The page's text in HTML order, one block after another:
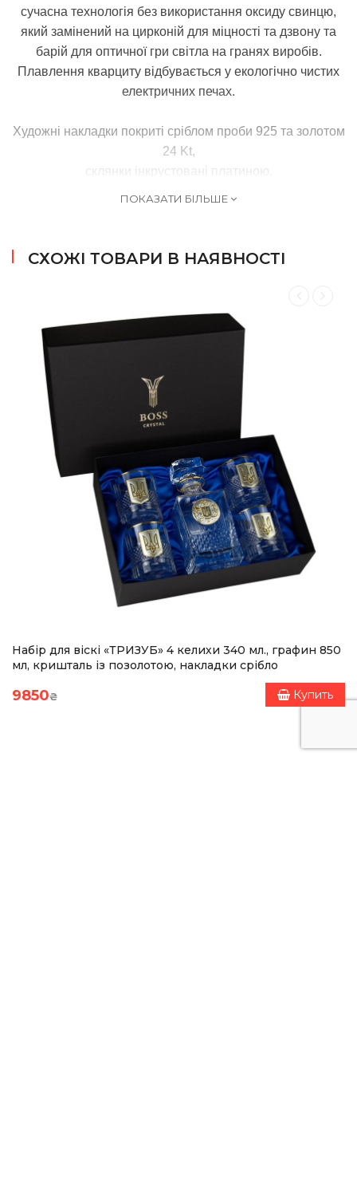
сучасна технологія без використання оксиду свинцю,
який замінений на цирконій для міцності та дзвону та
барій для оптичної гри світла на гранях виробів.
Плавлення кварциту відбувається у екологічно чистих
електричних печах.
Художні накладки покриті сріблом проби 925 та золотом
24 Kt,
склянки інкрустовані платиною.
ПОКАЗАТИ БІЛЬШЕ
СХОЖІ ТОВАРИ В НАЯВНОСТІ
Набір для віскі «ТРИЗУБ» 4 келихи 340 мл., графин 850
мл, кришталь із позолотою, накладки срібло
9850₴ Купить